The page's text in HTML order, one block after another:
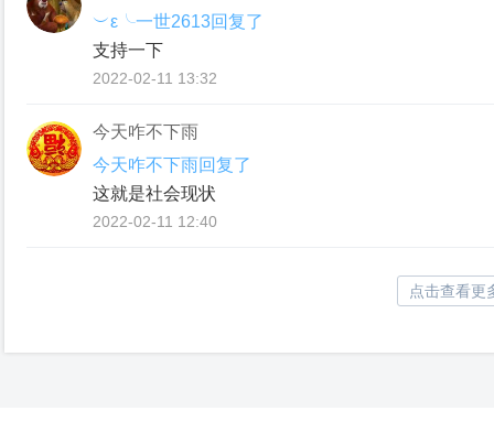
︶ε╰一世2613回复了
支持一下
2022-02-11 13:32
今天咋不下雨
今天咋不下雨回复了
这就是社会现状
2022-02-11 12:40
点击查看更